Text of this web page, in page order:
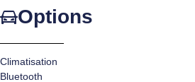
Options
Climatisation
Bluetooth